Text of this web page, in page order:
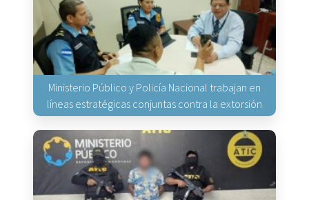
Ministerio Público y Policía Nacional trabajan en
líneas estratégicas conjuntas contra la extorsión